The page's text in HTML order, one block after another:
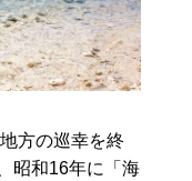
方の巡幸を終
昭和16年に「海